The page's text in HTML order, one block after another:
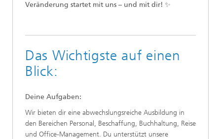
Veränderung startet mit uns – und mit dir! ✨
Das Wichtigste auf einen
Blick:
Deine Aufgaben:
Wir bieten dir eine abwechslungsreiche Ausbildung in
den Bereichen Personal, Beschaffung, Buchhaltung, Reise
und Office-Management. Du unterstützt unsere